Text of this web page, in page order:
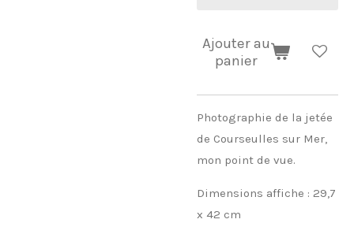
Ajouter au
panier
Photographie de la jetée
de Courseulles sur Mer,
mon point de vue.
Dimensions affiche : 29,7
x 42 cm